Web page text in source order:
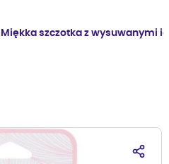
Miękka szczotka z wysuwanymi